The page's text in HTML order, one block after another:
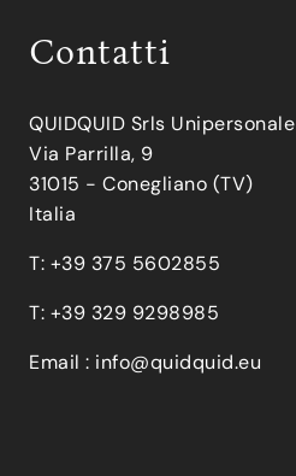
Contatti
QUIDQUID Srls Unipersonale
Via Parrilla, 9
31015 - Conegliano (TV)
Italia
T: +39 375 5602855
T: +39 329 9298985
Email : info@quidquid.eu